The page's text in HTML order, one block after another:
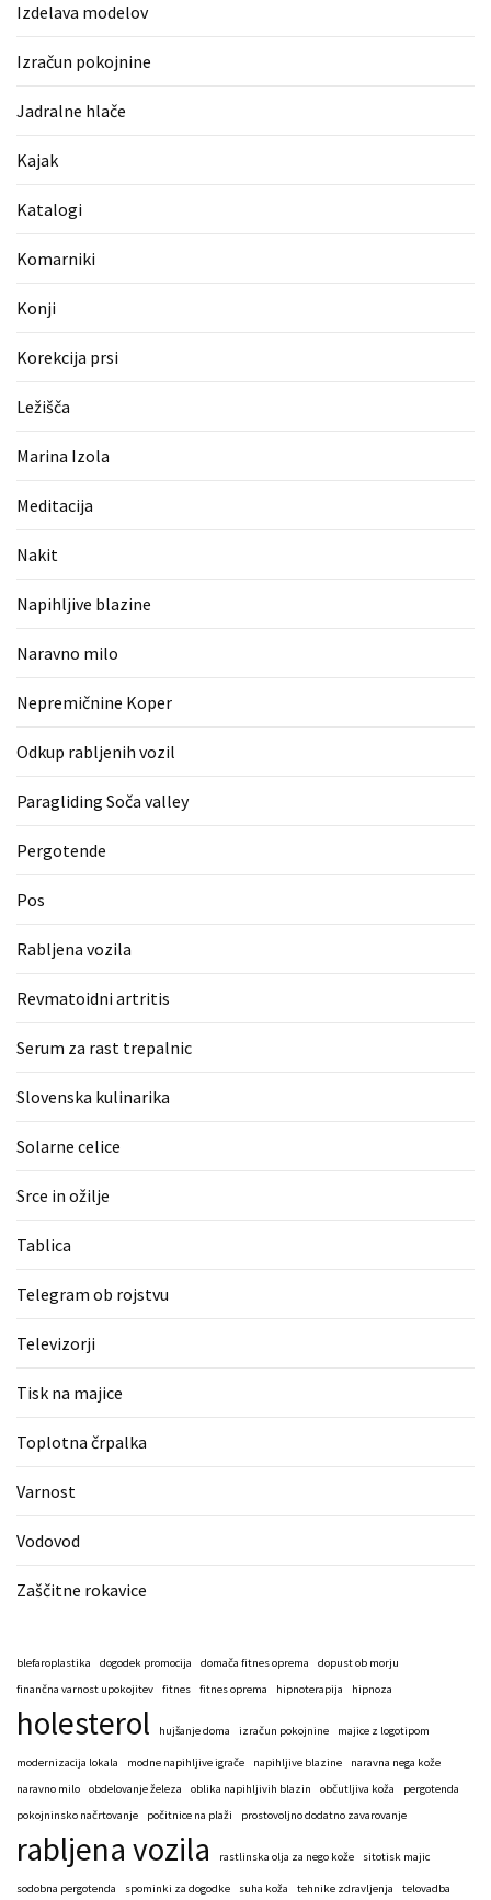
pokojnine
blazine
oprema
(1)
Blefaroplastika
rokavice
(1)
Izdelava modelov
Izračun pokojnine
Jadralne hlače
Kajak
Katalogi
Komarniki
Konji
Korekcija prsi
Ležišča
Marina Izola
Meditacija
Nakit
Napihljive blazine
Naravno milo
Nepremičnine Koper
Odkup rabljenih vozil
Paragliding Soča valley
Pergotende
Pos
Rabljena vozila
Revmatoidni artritis
Serum za rast trepalnic
Slovenska kulinarika
Solarne celice
Srce in ožilje
Tablica
Telegram ob rojstvu
Televizorji
Tisk na majice
Toplotna črpalka
Varnost
Vodovod
Zaščitne rokavice
blefaroplastika dogodek promocija domača fitnes oprema
dopust ob morju
finančna varnost upokojitev
fitnes fitnes oprema hipnoterapija hipnoza
holesterol hujšanje doma izračun pokojnine majice z logotipom
modernizacija lokala modne napihljive igrače napihljive blazine
naravna nega kože
naravno milo
obdelovanje železa oblika napihljivih blazin občutljiva koža
pergotenda
pokojninsko načrtovanje
počitnice na plaži prostovoljno dodatno zavarovanje
rabljena vozila rastlinska olja za nego kože sitotisk majic
sodobna pergotenda spominki za dogodke suha koža tehnike zdravljenja telovadba